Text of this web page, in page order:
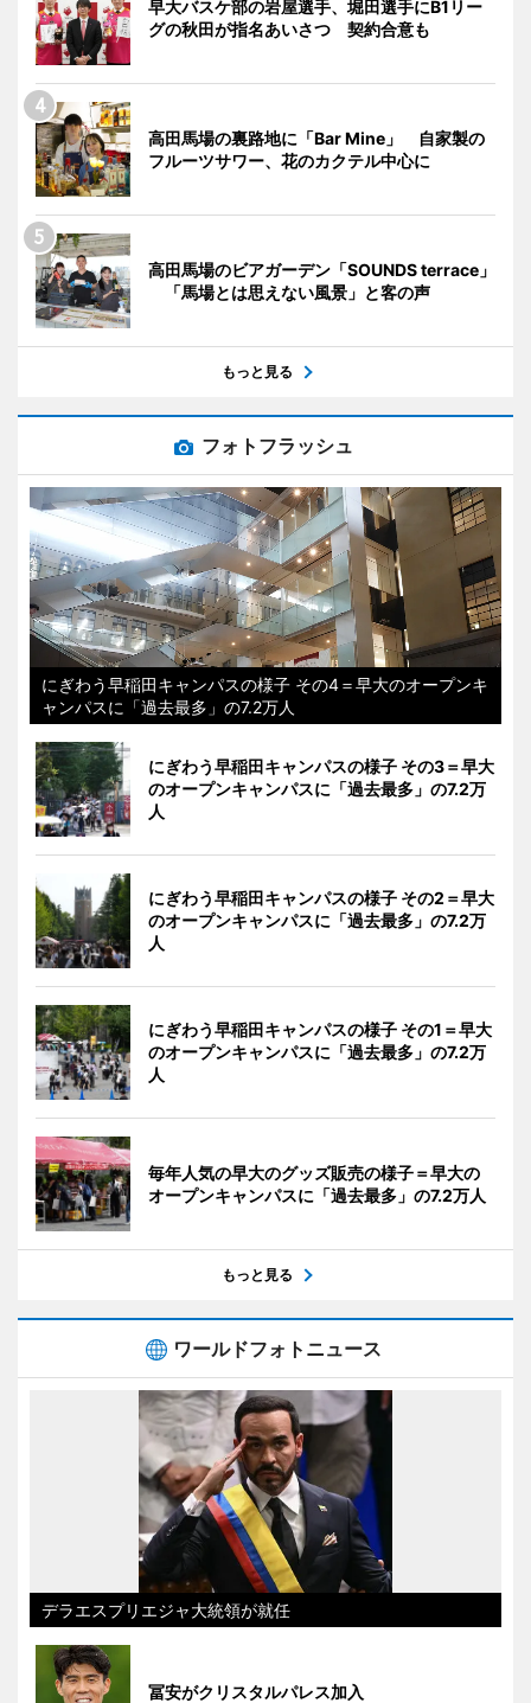
早大バスケ部の岩屋選手、堀田選手にB1リー
グの秋田が指名あいさつ 契約合意も
高田馬場の裏路地に「Bar Mine」 自家製の
フルーツサワー、花のカクテル中心に
高田馬場のビアガーデン「SOUNDS terrace」
「馬場とは思えない風景」と客の声
もっと見る
フォトフラッシュ
にぎわう早稲田キャンパスの様子 その4＝早大のオープンキ
ャンパスに「過去最多」の7.2万人
にぎわう早稲田キャンパスの様子 その3＝早大
のオープンキャンパスに「過去最多」の7.2万
人
にぎわう早稲田キャンパスの様子 その2＝早大
のオープンキャンパスに「過去最多」の7.2万
人
にぎわう早稲田キャンパスの様子 その1＝早大
のオープンキャンパスに「過去最多」の7.2万
人
毎年人気の早大のグッズ販売の様子＝早大の
オープンキャンパスに「過去最多」の7.2万人
もっと見る
ワールドフォトニュース
デラエスプリエジャ大統領が就任
冨安がクリスタルパレス加入